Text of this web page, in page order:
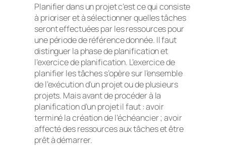
Planifier dans un projet c’est ce qui consiste
à prioriser et à sélectionner quelles tâches
seront effectuées par les ressources pour
une période de référence donnée. Il faut
distinguer la phase de planification et
l’exercice de planification. L’exercice de
planifier les tâches s’opère sur l’ensemble
de l’exécution d’un projet ou de plusieurs
projets. Mais avant de procéder à la
planification d’un projet il faut : avoir
terminé la création de l’échéancier ; avoir
affecté des ressources aux tâches et être
prêt à démarrer.